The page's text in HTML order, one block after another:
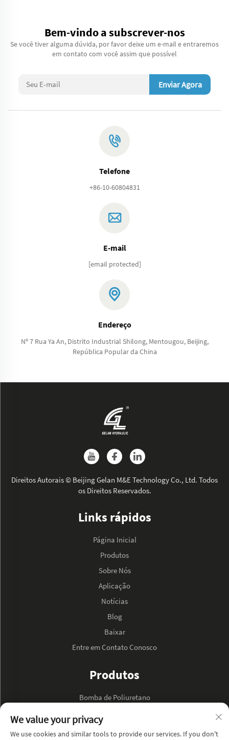
Bem-vindo a subscrever-nos
Se você tiver alguma dúvida, por favor deixe um e-mail e entraremos
em contato com você assim que possível
Enviar Agora
Telefone
+86-10-60804831
E-mail
[email protected]
Endereço
Nº 7 Rua Ya An, Distrito Industrial Shilong, Mentougou, Beijing,
República Popular da China
Direitos Autorais © Beijing Gelan M&E Technology Co., Ltd. Todos
os Direitos Reservados.
Links rápidos
Página Inicial
Produtos
Sobre Nós
Aplicação
Notícias
Blog
Baixar
Entre em Contato Conosco
Produtos
Bomba de Poliuretano
We value your privacy
We use cookies and similar tools to provide our services. If you don't